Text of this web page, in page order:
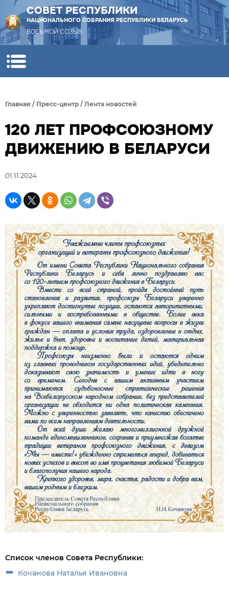
СОВЕТ РЕСПУБЛИКИ
НАЦИОНАЛЬНОГО СОБРАНИЯ РЕСПУБЛИКИ БЕЛАРУСЬ
ВОСЬМОЙ СОЗЫВ
Главная / Пресс-центр / Лента новостей
120 ЛЕТ ПРОФСОЮЗНОМУ
ДВИЖЕНИЮ В БЕЛАРУСИ
01.11.2024
Список членов Совета Республики:
Кочанова Наталья Ивановна